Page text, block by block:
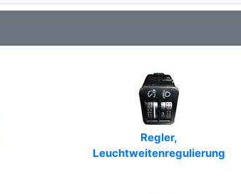
Regler,
Leuchtweitenregulierung